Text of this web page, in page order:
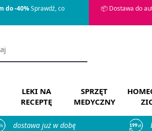
do -40%Sprawdź, co
📦 Dostawa do
LEKI NA
RECEPTĘ
SPRZĘT
MEDYCZNY
dostawa już w dobę